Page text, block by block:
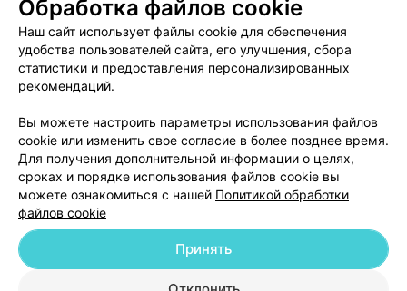
О проекте
Медицинский маркетинг
Публичный договор
Пользовательское соглашение
Способы оплаты
Вакансии
Партнеры
Написать руководителю 103.by
Персональные настройки cookie
Обработка персональных данных
Обработка файлов cookie
Наш сайт использует файлы cookie для обеспечения
удобства пользователей сайта, его улучшения, сбора
статистики и предоставления персонализированных
рекомендаций.
Вы можете настроить параметры использования файлов
cookie или изменить свое согласие в более позднее время.
Для получения дополнительной информации о целях,
сроках и порядке использования файлов cookie вы
можете ознакомиться с нашей Политикой обработки
файлов cookie
Принять